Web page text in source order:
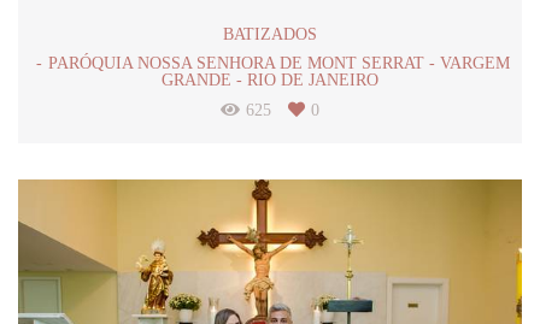
BATIZADOS
PARÓQUIA NOSSA SENHORA DE MONT SERRAT - VARGEM
GRANDE - RIO DE JANEIRO
625
0